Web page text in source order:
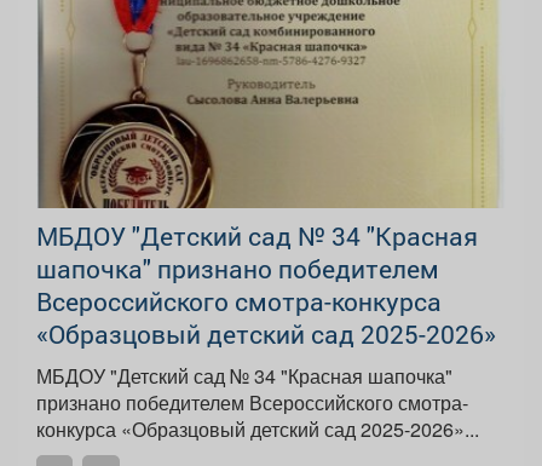
МБДОУ "Детский сад № 34 "Красная
шапочка" признано победителем
Всероссийского смотра-конкурса
«Образцовый детский сад 2025-2026»
МБДОУ "Детский сад № 34 "Красная шапочка"
признано победителем Всероссийского смотра-
конкурса «Образцовый детский сад 2025-2026»...